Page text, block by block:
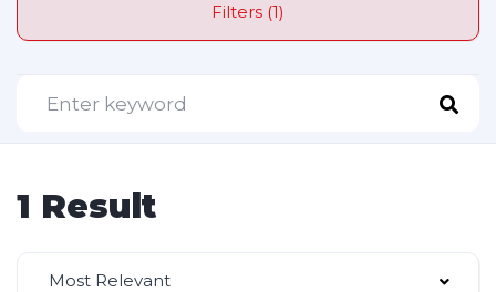
Filters (1)
1 Result
Most Relevant